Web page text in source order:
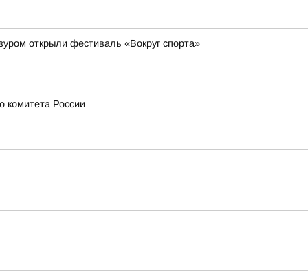
открыли фестиваль «Вокруг спорта»
комитета России